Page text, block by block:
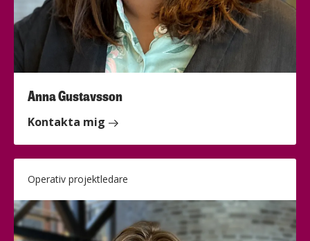
Anna Gustavsson
Kontakta mig
Operativ projektledare